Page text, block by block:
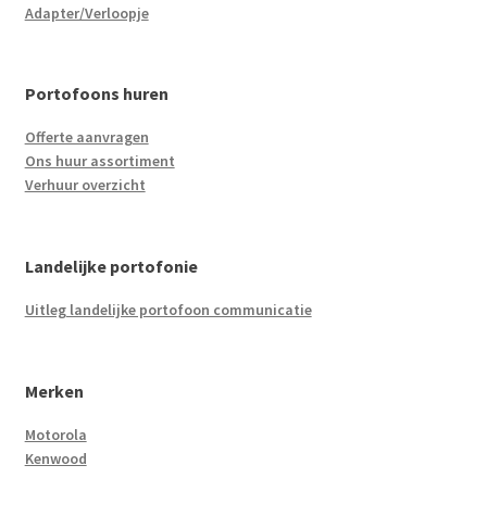
Adapter/Verloopje
Portofoons huren
Offerte aanvragen
Ons huur assortiment
Verhuur overzicht
Landelijke portofonie
Uitleg landelijke portofoon communicatie
Merken
Motorola
Kenwood